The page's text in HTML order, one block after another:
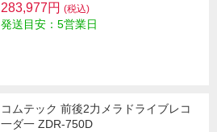
283,977円 (税込)
発送目安：5営業日
コムテック 前後2力メラドライブレコ
一ダ一 ZDR-750D